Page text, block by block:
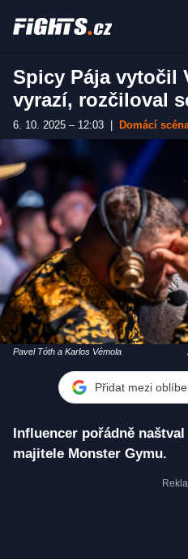
Spicy Pája vytočil
vyrazí, rozčiloval
6. 10. 2025 – 12:03 Domácí
Pavel Tóth a Karlos Vémola
Přidat mezi
Influencer pořádně
majitele Monster Gymu.